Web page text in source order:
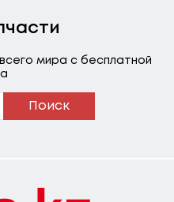
мира с бесплатной
Поиск